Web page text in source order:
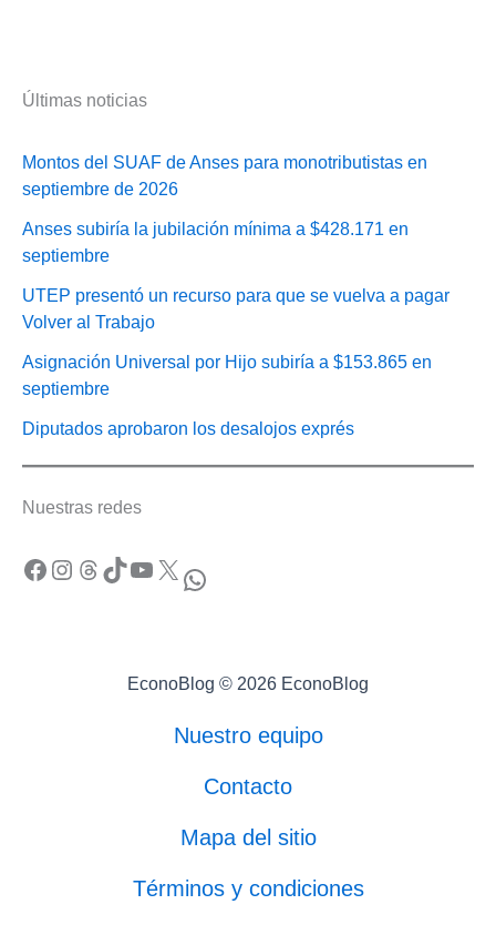
Últimas noticias
Montos del SUAF de Anses para monotributistas en
septiembre de 2026
Anses subiría la jubilación mínima a $428.171 en
septiembre
UTEP presentó un recurso para que se vuelva a pagar
Volver al Trabajo
Asignación Universal por Hijo subiría a $153.865 en
septiembre
Diputados aprobaron los desalojos exprés
Nuestras redes
Facebook Instagram Threads TikTok YouTube X WhatsApp
EconoBlog © 2026 EconoBlog
Nuestro equipo
Contacto
Mapa del sitio
Términos y condiciones